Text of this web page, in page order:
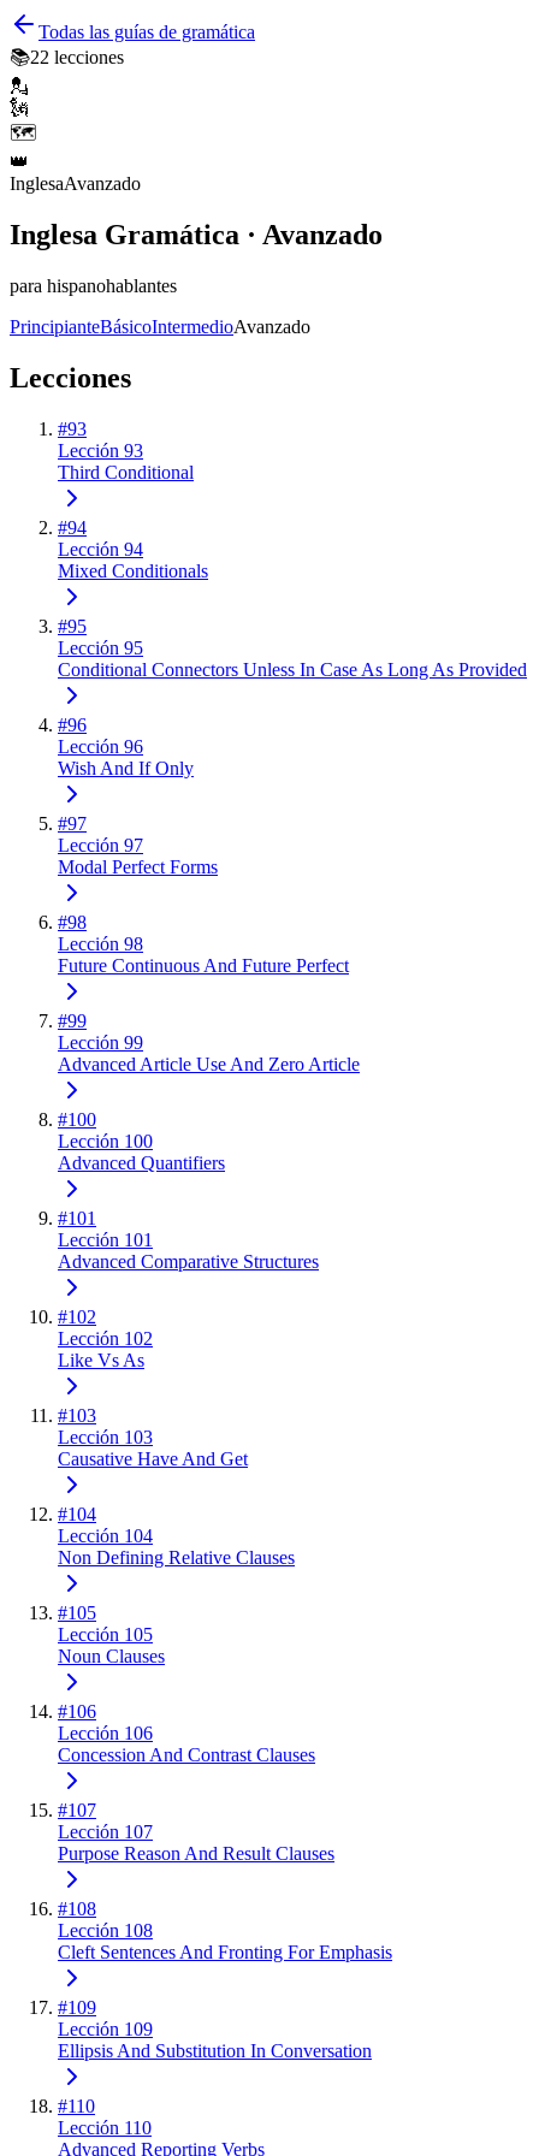
Todas las guías de gramática
📚22 lecciones
💂
🗽
🗺️
👑
InglesaAvanzado
Inglesa Gramática · Avanzado
para hispanohablantes
PrincipianteBásicoIntermedioAvanzado
Lecciones
#93
Lección 93
Third Conditional
#94
Lección 94
Mixed Conditionals
#95
Lección 95
Conditional Connectors Unless In Case As Long As Provided
#96
Lección 96
Wish And If Only
#97
Lección 97
Modal Perfect Forms
#98
Lección 98
Future Continuous And Future Perfect
#99
Lección 99
Advanced Article Use And Zero Article
#100
Lección 100
Advanced Quantifiers
#101
Lección 101
Advanced Comparative Structures
#102
Lección 102
Like Vs As
#103
Lección 103
Causative Have And Get
#104
Lección 104
Non Defining Relative Clauses
#105
Lección 105
Noun Clauses
#106
Lección 106
Concession And Contrast Clauses
#107
Lección 107
Purpose Reason And Result Clauses
#108
Lección 108
Cleft Sentences And Fronting For Emphasis
#109
Lección 109
Ellipsis And Substitution In Conversation
#110
Lección 110
Advanced Reporting Verbs